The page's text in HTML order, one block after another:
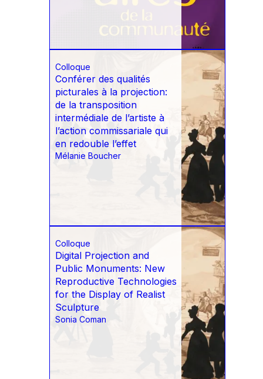
Colloque
Conférer des qualités
picturales à la projection:
de la transposition
intermédiale de l’artiste à
l’action commissariale qui
en redouble l’effet
Mélanie Boucher
Colloque
Digital Projection and
Public Monuments: New
Reproductive Technologies
for the Display of Realist
Sculpture
Sonia Coman